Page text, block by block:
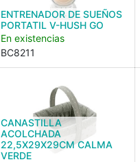
ENTRENADOR DE SUEÑOS
PORTATIL V-HUSH GO
En existencias
BC8211
CANASTILLA
ACOLCHADA
22,5X29X29CM CALMA
VERDE